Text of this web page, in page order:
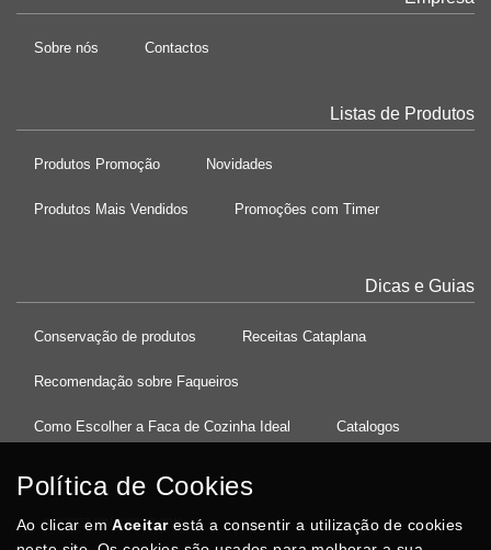
Sobre nós Contactos
Listas de Produtos
Produtos Promoção Novidades
Produtos Mais Vendidos Promoções com Timer
Dicas e Guias
Conservação de produtos Receitas Cataplana
Recomendação sobre Faqueiros
Como Escolher a Faca de Cozinha Ideal Catalogos
37°08'27.5"N 8°32'13.9"W
Política de Cookies
Ao clicar emAceitarestá a consentir a utilização de cookies